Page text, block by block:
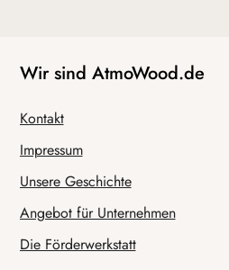
Wir sind AtmoWood.de
Kontakt
Impressum
Unsere Geschichte
Angebot für Unternehmen
Die Förderwerkstatt